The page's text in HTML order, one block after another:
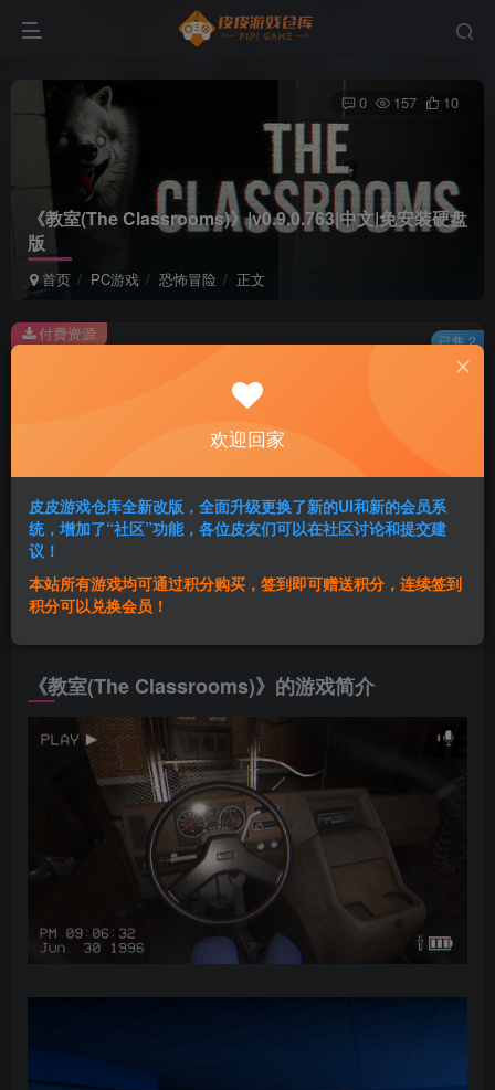
《教室(The Classrooms)》|v0.9.0.763|中文|免安装硬盘
版
首页 PC游戏 恐怖冒险 正文
0 157 10
此内容为付费资源，请付费后查看
2积分
黄金会员免费 超级会员免费
登录购买
付费资源 已售 2
群主1号
《教室(The Classrooms)》的游戏简介
欢迎回家
皮皮游戏仓库全新改版，全面升级更换了新的UI和新的会员系
统，增加了“社区”功能，各位皮友们可以在社区讨论和提交建
议！
本站所有游戏均可通过积分购买，签到即可赠送积分，连续签到
积分可以兑换会员！